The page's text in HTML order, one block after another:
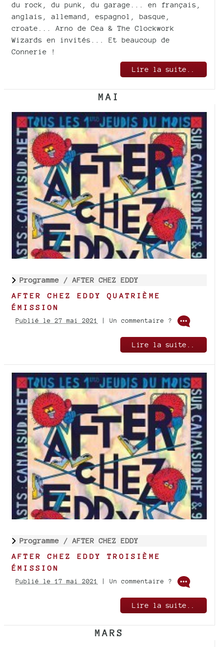
du rock, du punk, du garage... en français,
anglais, allemand, espagnol, basque,
croate... Arno de Cea & The Clockwork
Wizards en invités... Et beaucoup de
Connerie !
Lire la suite..
MAI
Programme / AFTER CHEZ EDDY
AFTER CHEZ EDDY QUATRIÈME
ÉMISSION
Publié le 27 mai 2021 | Un commentaire ?
Lire la suite..
Programme / AFTER CHEZ EDDY
AFTER CHEZ EDDY TROISIÈME
ÉMISSION
Publié le 17 mai 2021 | Un commentaire ?
Lire la suite..
MARS